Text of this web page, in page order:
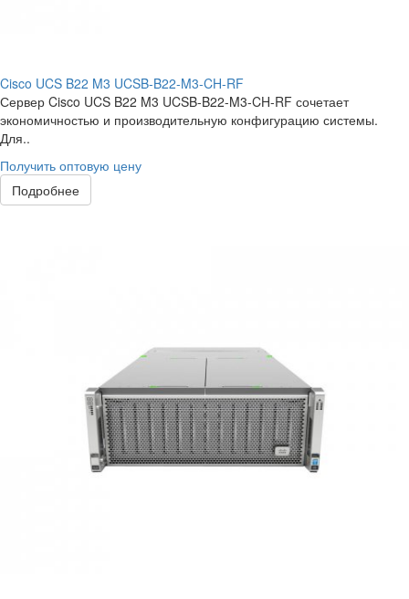
Cisco UCS B22 M3 UCSB-B22-M3-CH-RF
Сервер Cisco UCS B22 M3 UCSB-B22-M3-CH-RF сочетает
экономичностью и производительную конфигурацию системы.
Для..
Получить оптовую цену
Подробнее